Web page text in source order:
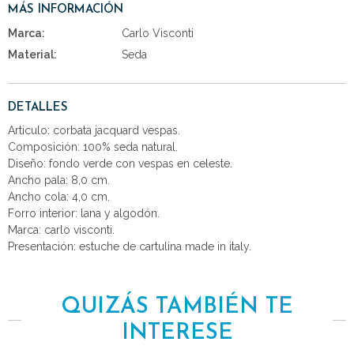
MÁS INFORMACIÓN
Marca:
Carlo Visconti
Material:
Seda
DETALLES
Articulo: corbata jacquard vespas.
Composición: 100% seda natural.
Diseño: fondo verde con vespas en celeste.
Ancho pala: 8,0 cm.
Ancho cola: 4,0 cm.
Forro interior: lana y algodón.
Marca: carlo visconti.
Presentación: estuche de cartulina made in italy.
QUIZÁS TAMBIÉN TE
INTERESE